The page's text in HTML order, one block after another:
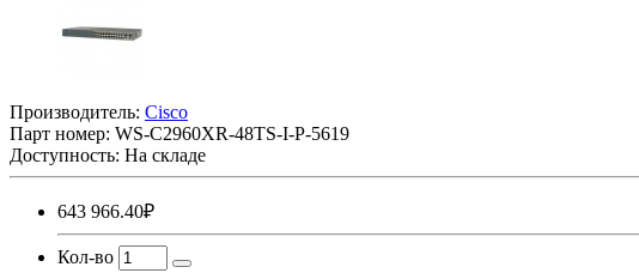
Производитель: Cisco
Парт номер: WS-C2960XR-48TS-I-P-5619
Доступность: На складе
643 966.40₽
Кол-во